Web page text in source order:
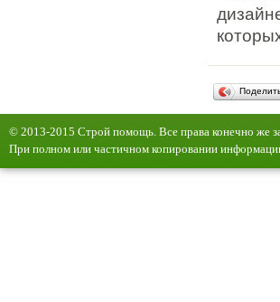
© 2013-2015 Строй помощь. Все права конечно же
При полном или частичном копировании